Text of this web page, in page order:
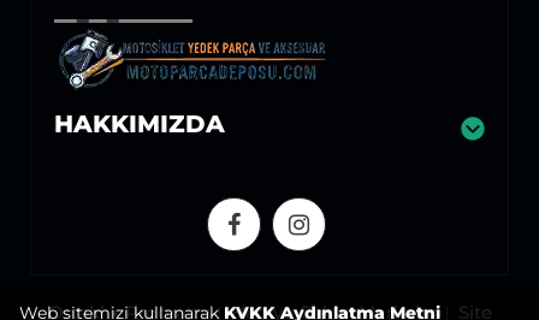
HAKKIMIZDA
Ortaklık Programı Hediye Çeki Markalar Site
Web sitemizi kullanarak KVKK Aydınlatma Metni